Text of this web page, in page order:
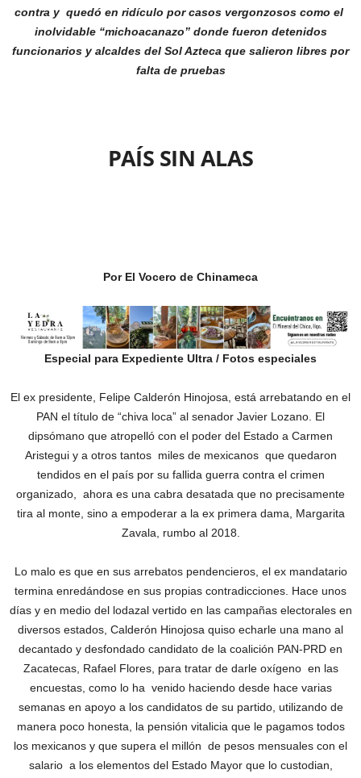
contra y quedó en ridículo porcasos vergonzosos como el
inolvidable “michoacanazo” donde fueron detenidos
funcionarios y alcaldes del Sol Azteca que salieron libres por
falta de pruebas
PAÍS SIN ALAS
Por El Vocero de Chinameca
Especial para Expediente Ultra / Fotos especiales
El ex presidente, Felipe Calderón Hinojosa, está arrebatando en el
PAN el título de “chiva loca” al senador Javier Lozano. El
dipsómano que atropelló con el poder del Estado a Carmen
Aristegui y a otros tantos miles de mexicanos que quedaron
tendidos en el país por su fallida guerra contra el crimen
organizado, ahora es una cabra desatada que no precisamente
tira al monte, sino a empoderar a la ex primera dama, Margarita
Zavala, rumbo al 2018.
Lo malo es que en sus arrebatos pendencieros, el ex mandatario
termina enredándose en sus propias contradicciones. Hace unos
días y en medio del lodazal vertido en las campañas electorales en
diversos estados, Calderón Hinojosa quiso echarle una mano al
decantado y desfondado candidato de la coalición PAN-PRD en
Zacatecas, Rafael Flores, para tratar de darle oxígeno en las
encuestas, como lo ha venido haciendo desde hace varias
semanas en apoyo a los candidatos de su partido, utilizando de
manera poco honesta, la pensión vitalicia que le pagamos todos
los mexicanos y que supera el millón de pesos mensuales con el
salario a los elementos del Estado Mayor que lo custodian,